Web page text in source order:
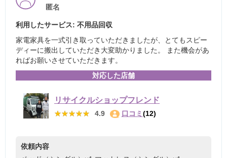
匿名
利用したサービス: 不用品回収
家電家具を一式引き取っていただきましたが、とてもスピー
ディーに搬出していただき大変助かりました。 また機会があ
ればお願いさせていただきます。
対応した店舗
リサイクルショップフレンド
★★★★★
★★★★★ 4.9 口コミ (12)
依頼内容